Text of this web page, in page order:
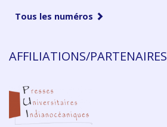
Tous les numéros
AFFILIATIONS/PARTENAIRES